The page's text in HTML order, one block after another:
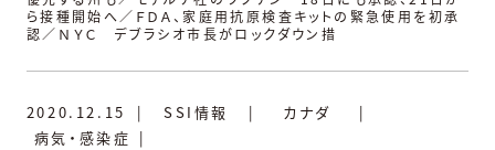
ら接種開始へ／ＦＤＡ、家庭用抗原検査キットの緊急使用を初承
認／ＮＹＣ デブラシオ市長がロックダウン措
2020.12.15 | SSI情報 | カナダ
|
病気・感染症 |